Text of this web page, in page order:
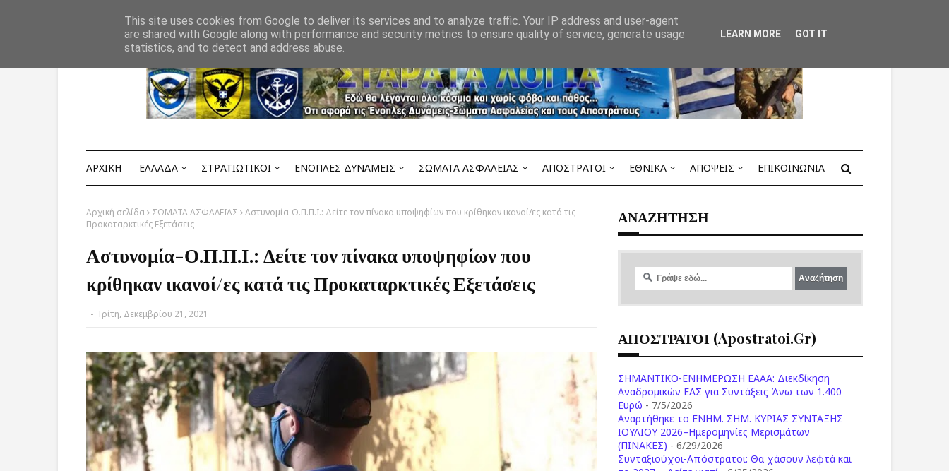
ΑΡΧΙΚΗ ΕΛΛΑΔΑ ΣΤΡΑΤΙΩΤΙΚΟΙ ΕΝΟΠΛΕΣ ΔΥΝΑΜΕΙΣ ΣΩΜΑΤΑ ΑΣΦΑΛΕΙΑΣ ΑΠΟΣΤΡΑΤΟΙ ΕΘΝΙΚΑ ΑΠΟΨΕΙΣ ΕΠΙΚΟΙΝΩΝΙΑ
Αρχική σελίδα ΣΩΜΑΤΑ ΑΣΦΑΛΕΙΑΣ
Αστυνομία-Ο.Π.Π.Ι.: Δείτε τον πίνακα υποψηφίων που κρίθηκαν ικανοί/ες κατά τις
Προκαταρκτικές Εξετάσεις
Αστυνομία-Ο.Π.Π.Ι.: Δείτε τον πίνακα υποψηφίων που
κρίθηκαν ικανοί/ες κατά τις Προκαταρκτικές Εξετάσεις
- Τρίτη, Δεκεμβρίου 21, 2021
ΑΝΑΖΗΤΗΣΗ
ΑΠΟΣΤΡΑΤΟΙ (apostratoi.gr)
ΣΗΜΑΝΤΙΚΟ-ΕΝΗΜΕΡΩΣΗ ΕΑΑΑ: Διεκδίκηση
Αναδρομικών ΕΑΣ για Συντάξεις Άνω των 1.400
Ευρώ - 7/5/2026
Aναρτήθηκε το ENHM. ΣΗΜ. ΚΥΡΙΑΣ ΣΥΝΤΑΞΗΣ
ΙΟΥΛΙΟΥ 2026–Ημερομηνίες Μερισμάτων
(ΠΙΝΑΚΕΣ) - 6/29/2026
Συνταξιούχοι-Απόστρατοι: Θα χάσουν λεφτά και
This site uses cookies from Google to deliver its services and to analyze traffic. Your IP address and user-agent
are shared with Google along with performance and security metrics to ensure quality of service, generate usage
statistics, and to detect and address abuse.
LEARN MORE GOT IT